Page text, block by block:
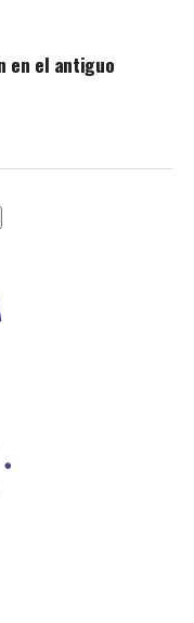
en el antiguo